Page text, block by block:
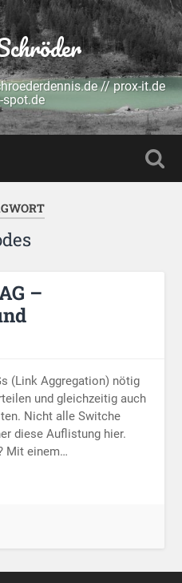
// prox-it.de
–
(Link Aggregation) nötig
und gleichzeitig auch
Nicht alle Switche
diese Auflistung hier.
Mit einem…